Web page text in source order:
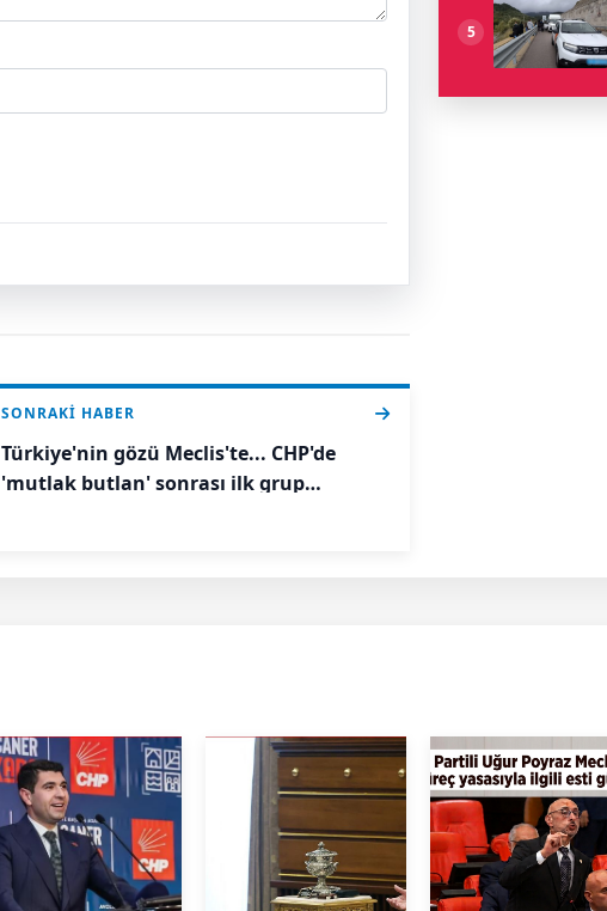
SONRAKI HABER
Türkiye'nin gözü Meclis'te... CHP'de
'mutlak butlan' sonrası ilk grup
5